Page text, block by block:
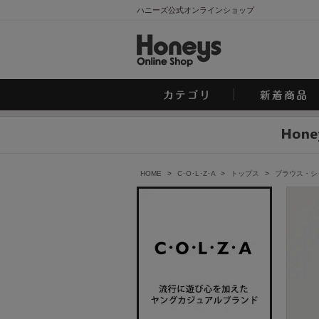
ハニーズ公式オンラインショップ
HOME > C･O･L･Z･A > トップス > ブラウス・シ